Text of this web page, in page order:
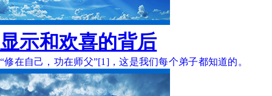
显示和欢喜的背后
“修在自己，功在师父”[1]，这是我们每个弟子都知道的。